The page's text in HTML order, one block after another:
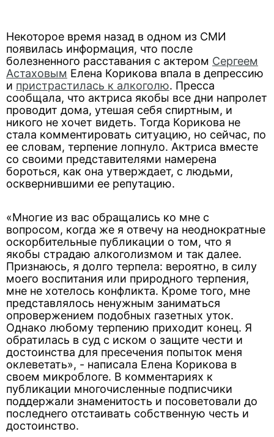
Некоторое время назад в одном из СМИ
появилась информация, что после
болезненного расставания с актером Сергеем
Астаховым Елена Корикова впала в депрессию
и пристрастилась к алкоголю. Пресса
сообщала, что актриса якобы все дни напролет
проводит дома, утешая себя спиртным, и
никого не хочет видеть. Тогда Корикова не
стала комментировать ситуацию, но сейчас, по
ее словам, терпение лопнуло. Актриса вместе
со своими представителями намерена
бороться, как она утверждает, с людьми,
осквернившими ее репутацию.
«Многие из вас обращались ко мне с
вопросом, когда же я отвечу на неоднократные
оскорбительные публикации о том, что я
якобы страдаю алкоголизмом и так далее.
Признаюсь, я долго терпела: вероятно, в силу
моего воспитания или природного терпения,
мне не хотелось конфликта. Кроме того, мне
представлялось ненужным заниматься
опровержением подобных газетных уток.
Однако любому терпению приходит конец. Я
обратилась в суд с иском о защите чести и
достоинства для пресечения попыток меня
оклеветать», - написала Елена Корикова в
своем микроблоге. В комментариях к
публикации многочисленные подписчики
поддержали знаменитость и посоветовали до
последнего отстаивать собственную честь и
достоинство.